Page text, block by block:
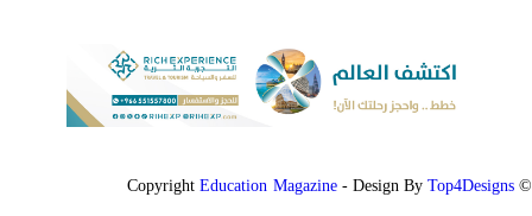
© Copyright
Education Magazine - Design By Top4Designs